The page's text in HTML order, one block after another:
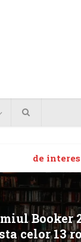
de interes
Booker
celor 13